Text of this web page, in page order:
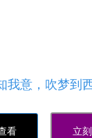
我意，吹梦到西
看 立